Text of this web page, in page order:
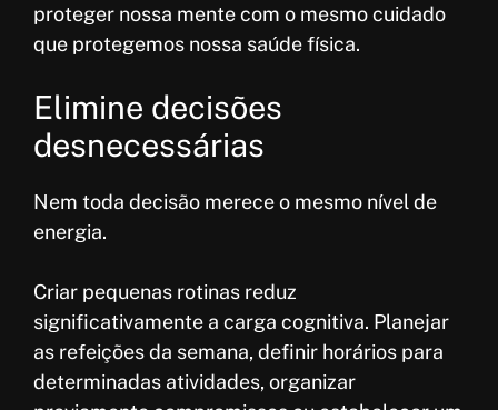
proteger nossa mente com o mesmo cuidado
que protegemos nossa saúde física.
Elimine decisões
desnecessárias
Nem toda decisão merece o mesmo nível de
energia.
Criar pequenas rotinas reduz
significativamente a carga cognitiva. Planejar
as refeições da semana, definir horários para
determinadas atividades, organizar